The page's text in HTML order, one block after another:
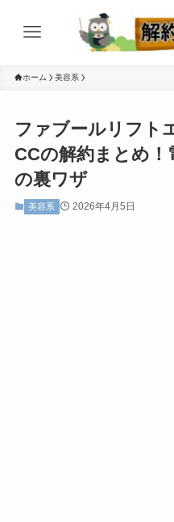
ホーム 美容系
ファブールリフト
CCの解約まとめ
の裏ワザ
美容系 2026年4月5日